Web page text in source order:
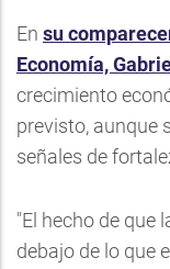
En su
Economía,
crecimiento
previsto, aunque
señales de
"El hecho de que
debajo de lo que